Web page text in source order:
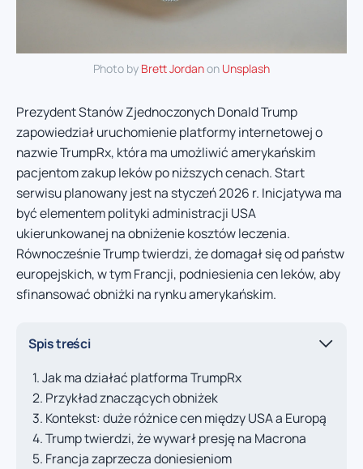
Photo by Brett Jordanon Unsplash
Prezydent Stanów Zjednoczonych Donald Trump
zapowiedział uruchomienie platformy internetowej o
nazwie TrumpRx, która ma umożliwić amerykańskim
pacjentom zakup leków po niższych cenach. Start
serwisu planowany jest na styczeń 2026 r. Inicjatywa ma
być elementem polityki administracji USA
ukierunkowanej na obniżenie kosztów leczenia.
Równocześnie Trump twierdzi, że domagał się od państw
europejskich, w tym Francji, podniesienia cen leków, aby
sfinansować obniżki na rynku amerykańskim.
Spis treści
Jak ma działać platforma TrumpRx
Przykład znaczących obniżek
Kontekst: duże różnice cen między USA a Europą
Trump twierdzi, że wywarł presję na Macrona
Francja zaprzecza doniesieniom